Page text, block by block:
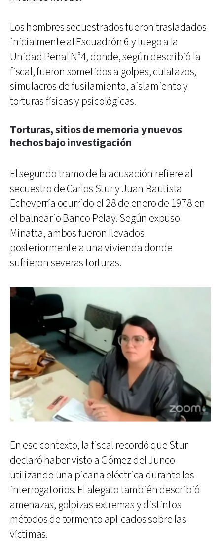
Los hombres secuestrados fueron trasladados
inicialmente al Escuadrón 6 y luego a la
Unidad Penal N°4, donde, según describió la
fiscal, fueron sometidos a golpes, culatazos,
simulacros de fusilamiento, aislamiento y
torturas físicas y psicológicas.
Torturas, sitios de memoria y nuevos
hechos bajo investigación
El segundo tramo de la acusación refiere al
secuestro de Carlos Stur y Juan Bautista
Echeverría ocurrido el 28 de enero de 1978 en
el balneario Banco Pelay. Según expuso
Minatta, ambos fueron llevados
posteriormente a una vivienda donde
sufrieron severas torturas.
En ese contexto, la fiscal recordó que Stur
declaró haber visto a Gómez del Junco
utilizando una picana eléctrica durante los
interrogatorios. El alegato también describió
amenazas, golpizas extremas y distintos
métodos de tormento aplicados sobre las
víctimas.